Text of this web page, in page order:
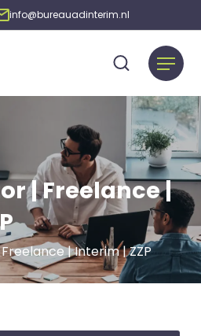
info@bureauadinterim.nl
| Freelance |
| Interim | ZZP